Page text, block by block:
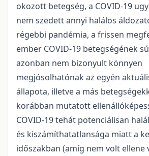
okozott betegség, a COVID-19
nem szedett annyi halálos
régebbi pandémia, a frissen
ember COVID-19 betegségének
azonban nem bizonyult könnyen
megjósolhatónak az egyén
állapota, illetve a más
korábban mutatott
COVID-19 tehát potenciálisan
és kiszámíthatatlansága miatt a
időszakban (amíg nem volt ellene